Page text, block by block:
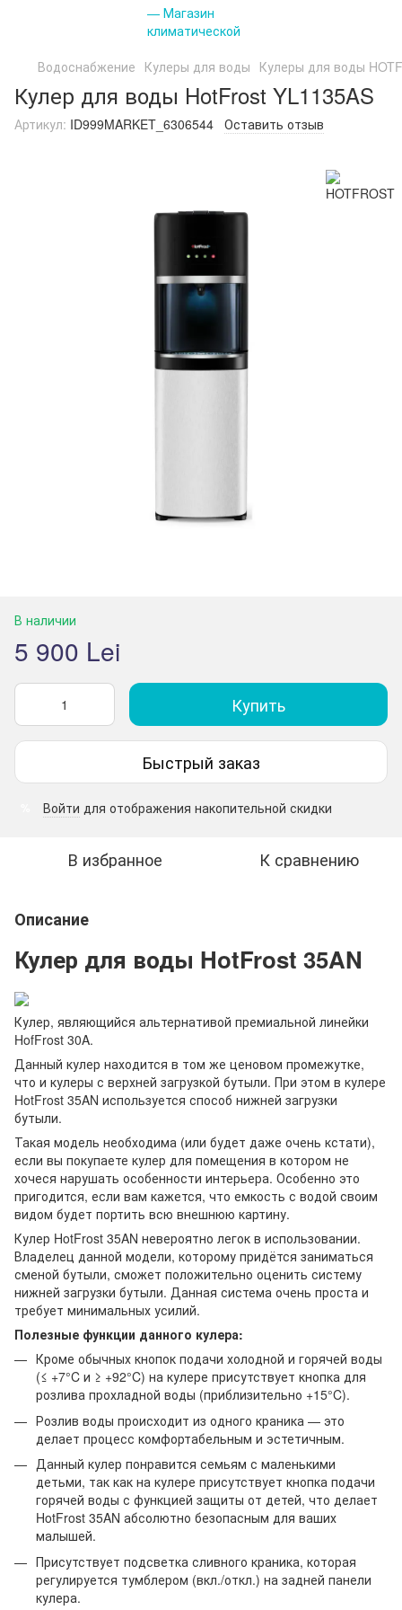
Водоснабжение Кулеры для воды Кулеры для воды
Кулер для воды HotFrost YL1135AS
Артикул: ID999MARKET_6306544 Оставить отзыв
В наличии
5 900 Lei
Купить
Быстрый заказ
Войти для отображения накопительной скидки
В избранное К сравнению
Описание
Кулер для воды HotFrost 35AN
Кулер, являющийся альтернативой премиальной линейки
HofFrost 30A.
Данный кулер находится в том же ценовом промежутке,
что и кулеры с верхней загрузкой бутыли. При этом в кулере
HotFrost 35AN используется способ нижней загрузки
бутыли.
Такая модель необходима (или будет даже очень кстати),
если вы покупаете кулер для помещения в котором не
хочеся нарушать особенности интерьера. Особенно это
пригодится, если вам кажется, что емкость с водой своим
видом будет портить всю внешнюю картину.
Кулер HotFrost 35AN невероятно легок в использовании.
Владелец данной модели, которому придётся заниматься
сменой бутыли, сможет положительно оценить систему
нижней загрузки бутыли. Данная система очень проста и
требует минимальных усилий.
Полезные функции данного кулера:
Кроме обычных кнопок подачи холодной и горячей воды
(≤ +7°C и ≥ +92°C) на кулере присутствует кнопка для
розлива прохладной воды (приблизительно +15°C).
Розлив воды происходит из одного краника — это
делает процесс комфортабельным и эстетичным.
Данный кулер понравится семьям с маленькими
детьми, так как на кулере присутствует кнопка подачи
горячей воды с функцией защиты от детей, что делает
HotFrost 35AN абсолютно безопасным для ваших
малышей.
Присутствует подсветка сливного краника, которая
регулируется тумблером (вкл./откл.) на задней панели
кулера.